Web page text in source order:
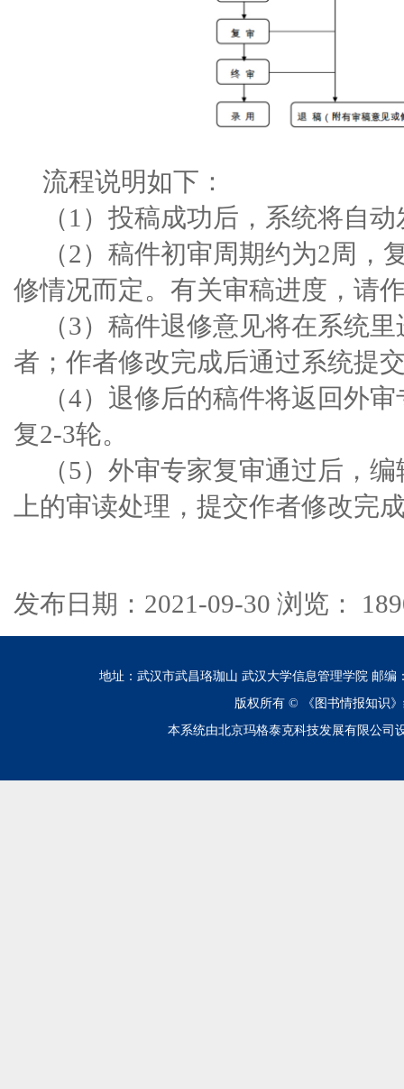
流程说明如下：
（1）投稿成功后，系统将自
（2）稿件初审周期约为2周，
修情况而定。 有关审稿进度，请
（3）稿件退修意见将在系统
者；作者修改完成后通过系统提
（4） 退修后的稿件将返回外
复2-3轮。
（5）外审专家复审通过后，
上的审读处理，提交作者修改完
发布日期：2021-09-30 浏览：
地址：武汉市武昌珞珈山 武汉大学信息管理学院 邮编
版权所有 ©
《图书情报知识
本系统由北京玛格泰克科技发展有限公司